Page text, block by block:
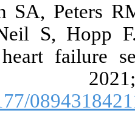
5. Attaallah
Oliver-
theory of
[